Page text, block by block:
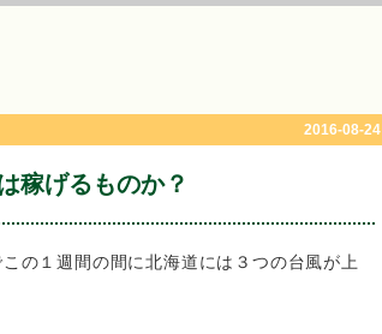
2016-08-24
稼げるものか？
の１週間の間に北海道には３つの台風が上